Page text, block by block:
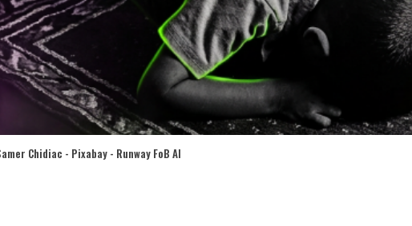
Chidiac - Pixabay - Runway FoB AI